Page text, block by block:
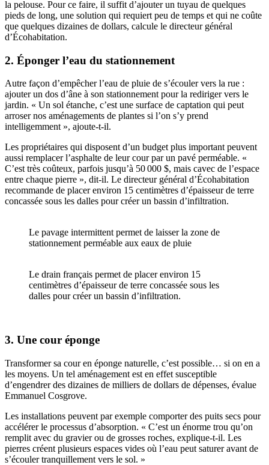
la pelouse. Pour ce faire, il suffit d’ajouter un tuyau de quelques
pieds de long, une solution qui requiert peu de temps et qui ne coûte
que quelques dizaines de dollars, calcule le directeur général
d’Écohabitation.
2. Éponger l’eau du stationnement
Autre façon d’empêcher l’eau de pluie de s’écouler vers la rue :
ajouter un dos d’âne à son stationnement pour la rediriger vers le
jardin. « Un sol étanche, c’est une surface de captation qui peut
arroser nos aménagements de plantes si l’on s’y prend
intelligemment », ajoute-t-il.
Les propriétaires qui disposent d’un budget plus important peuvent
aussi remplacer l’asphalte de leur cour par un pavé perméable. «
C’est très coûteux, parfois jusqu’à 50 000 $, mais cavec de l’espace
entre chaque pierre », dit-il. Le directeur général d’Écohabitation
recommande de placer environ 15 centimètres d’épaisseur de terre
concassée sous les dalles pour créer un bassin d’infiltration.
Le pavage intermittent permet de laisser la zone de
stationnement perméable aux eaux de pluie
Le drain français permet de placer environ 15
centimètres d’épaisseur de terre concassée sous les
dalles pour créer un bassin d’infiltration.
3. Une cour éponge
Transformer sa cour en éponge naturelle, c’est possible… si on en a
les moyens. Un tel aménagement est en effet susceptible
d’engendrer des dizaines de milliers de dollars de dépenses, évalue
Emmanuel Cosgrove.
Les installations peuvent par exemple comporter des puits secs pour
accélérer le processus d’absorption. « C’est un énorme trou qu’on
remplit avec du gravier ou de grosses roches, explique-t-il. Les
pierres créent plusieurs espaces vides où l’eau peut saturer avant de
s’écouler tranquillement vers le sol. »